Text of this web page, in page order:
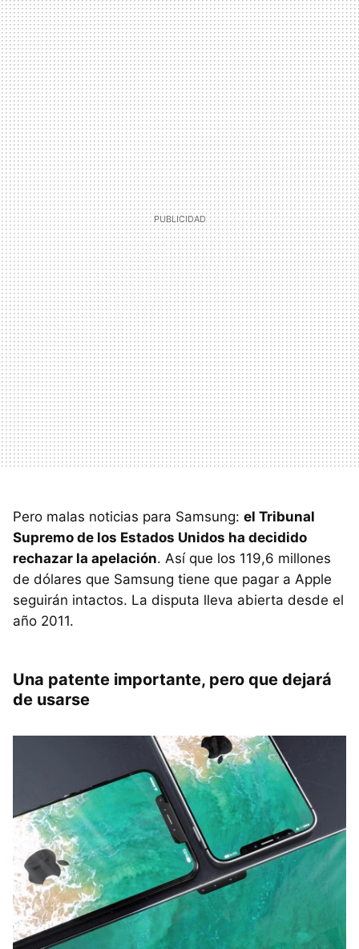
Pero malas noticias para Samsung: el Tribunal
Supremo de los Estados Unidos ha decidido
rechazar la apelación. Así que los 119,6 millones
de dólares que Samsung tiene que pagar a Apple
seguirán intactos. La disputa lleva abierta desde el
año 2011.
Una patente importante, pero que dejará
de usarse